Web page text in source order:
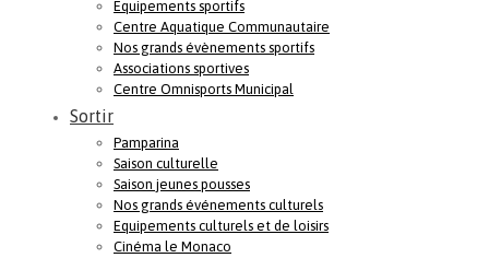
Equipements sportifs
Centre Aquatique Communautaire
Nos grands évènements sportifs
Associations sportives
Centre Omnisports Municipal
Sortir
Pamparina
Saison culturelle
Saison jeunes pousses
Nos grands événements culturels
Equipements culturels et de loisirs
Cinéma le Monaco